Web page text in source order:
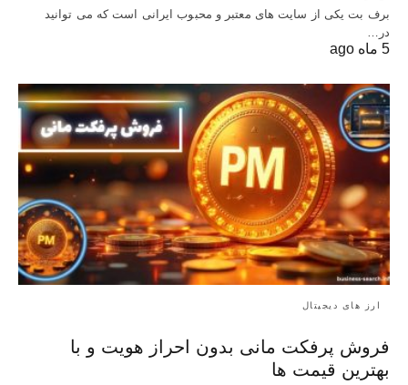
برف بت یکی از سایت های معتبر و محبوب ایرانی است که می توانید
در…
5 ماه ago
ارز های دیجیتال
فروش پرفکت مانی بدون احراز هویت و با
بهترین قیمت ها